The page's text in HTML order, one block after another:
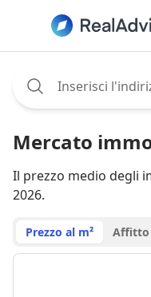
Mercato
Il prezzo medio degli
2026.
Prezzo al m² Affitto